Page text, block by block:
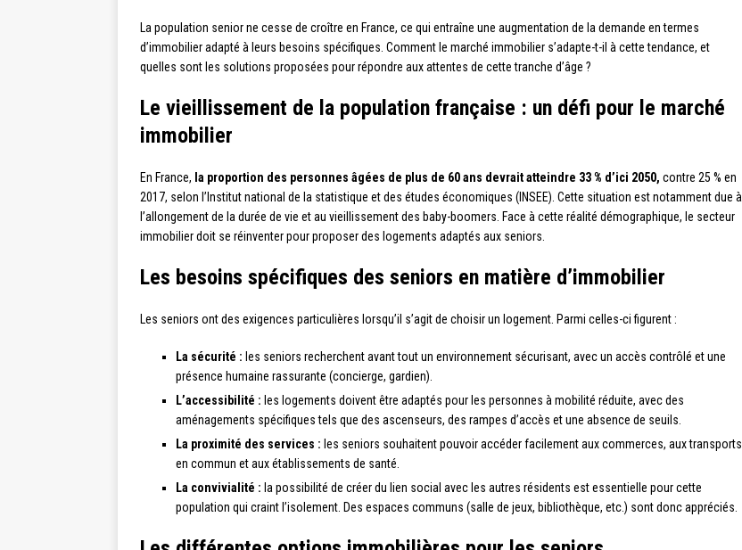
La population senior ne cesse de croître en France, ce qui entraîne une augmentation de la demande en termes
d’immobilier adapté à leurs besoins spécifiques. Comment le marché immobilier s’adapte-t-il à cette tendance, et
quelles sont les solutions proposées pour répondre aux attentes de cette tranche d’âge ?
Le vieillissement de la population française : un défi pour le marché
immobilier
En France, la proportion des personnes âgées de plus de 60 ans devrait atteindre 33 % d’ici 2050, contre 25 % en
2017, selon l’Institut national de la statistique et des études économiques (INSEE). Cette situation est notamment due à
l’allongement de la durée de vie et au vieillissement des baby-boomers. Face à cette réalité démographique, le secteur
immobilier doit se réinventer pour proposer des logements adaptés aux seniors.
Les besoins spécifiques des seniors en matière d’immobilier
Les seniors ont des exigences particulières lorsqu’il s’agit de choisir un logement. Parmi celles-ci figurent :
La sécurité : les seniors recherchent avant tout un environnement sécurisant, avec un accès contrôlé et une
présence humaine rassurante (concierge, gardien).
L’accessibilité : les logements doivent être adaptés pour les personnes à mobilité réduite, avec des
aménagements spécifiques tels que des ascenseurs, des rampes d’accès et une absence de seuils.
La proximité des services : les seniors souhaitent pouvoir accéder facilement aux commerces, aux transports
en commun et aux établissements de santé.
La convivialité : la possibilité de créer du lien social avec les autres résidents est essentielle pour cette
population qui craint l’isolement. Des espaces communs (salle de jeux, bibliothèque, etc.) sont donc appréciés.